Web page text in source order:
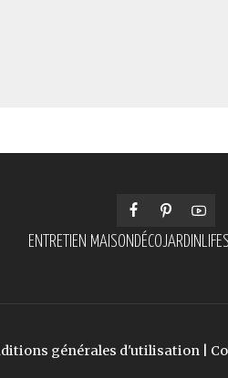
ENTRETIEN MAISON DÉCOJARDIN
générales d'utilisation